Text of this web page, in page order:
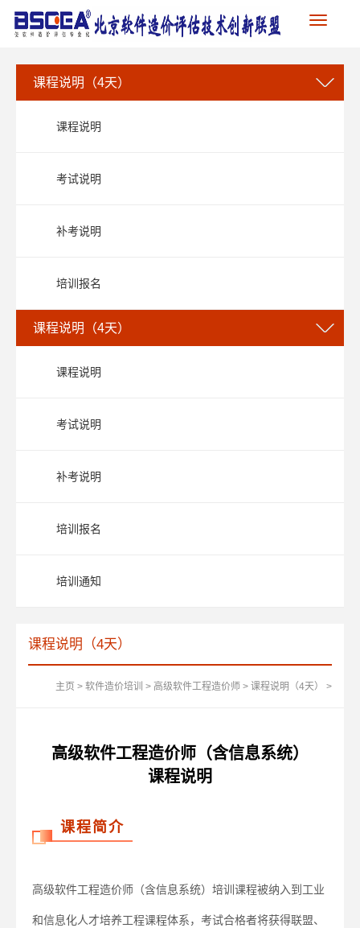
Toggle
navigation
课程说明（4天）
课程说明
考试说明
补考说明
培训报名
课程说明（4天）
课程说明
考试说明
补考说明
培训报名
培训通知
课程说明（4天）
主页 > 软件造价培训 > 高级软件工程造价师 > 课程说明（4天） >
高级软件工程造价师（含信息系统）
课程说明
课程简介
高级软件工程造价师（含信息系统）培训课程被纳入到工业
和信息化人才培养工程课程体系，考试合格者将获得联盟、